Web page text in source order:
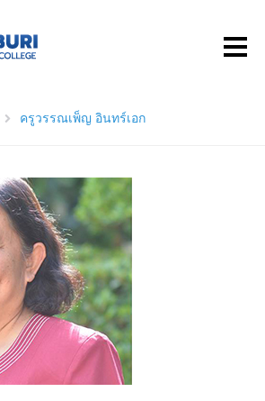
ครูวรรณเพ็ญ อินทร์เอก